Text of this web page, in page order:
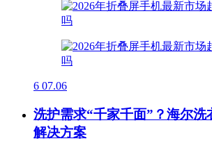
6 07.06
洗护需求“千家千面”？海尔洗
解决方案